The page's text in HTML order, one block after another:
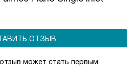
Жироулавливающие
ОТЗЫВ
может стать первым.